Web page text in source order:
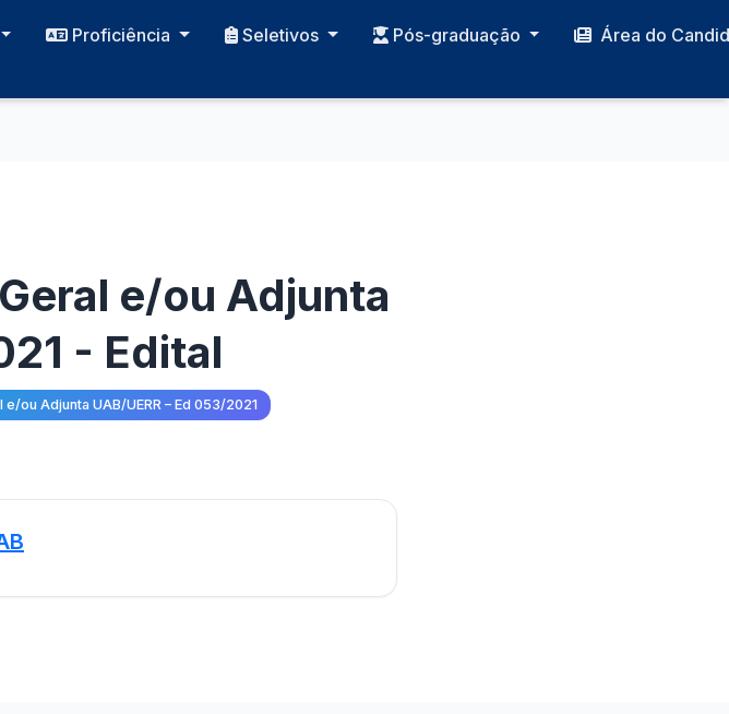
Proficiência Seletivos Pós-graduação Área do
e/ou Adjunta
- Edital
ou Adjunta UAB/UERR – Ed 053/2021